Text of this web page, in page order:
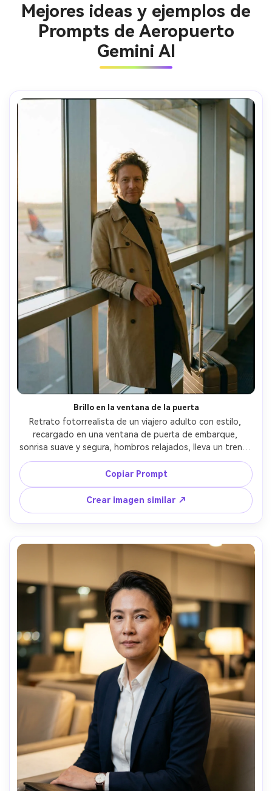
Mejores ideas y ejemplos de
Prompts de Aeropuerto
Gemini AI
Brillo en la ventana de la puerta
Retrato fotorrealista de un viajero adulto con estilo,
recargado en una ventana de puerta de embarque,
sonrisa suave y segura, hombros relajados, lleva un trench
beige sobre suéter de cuello alto negro, equipaje de
mano al lado, terminal moderna con pista visible, luz
dorada entrando por el cristal, luz de relleno sutil en el
cabello, Sony A7IV, 85mm f/1.4, poca profundidad de
campo y bokeh, encuadre de medio cuerpo, ligero ángulo
bajo, ambiente cinematográfico calmado, textura realista
de piel, sombras naturales, edición de color editorial,
enfoque ultra nítido, alta resolución --ar 4:5
Copiar Prompt
Crear imagen similar ↗